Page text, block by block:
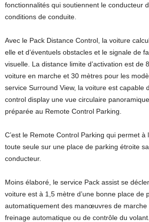
fonctionnalités qui soutiennent le conducteur
conditions de conduite.
Avec le Pack Distance Control, la voiture
elle et d’éventuels obstacles et le signale de
visuelle. La distance limite d’activation est de
voiture en marche et 30 mètres pour les
service Surround View, la voiture est capable
control display une vue circulaire
préparée au Remote Control Parking.
C’est le Remote Control Parking qui permet
toute seule sur une place de parking étroite
conducteur.
Moins élaboré, le service Pack assist se
voiture est à 1,5 mètre d’une bonne place de
automatiquement des manœuvres de
freinage automatique ou de contrôle du volant.